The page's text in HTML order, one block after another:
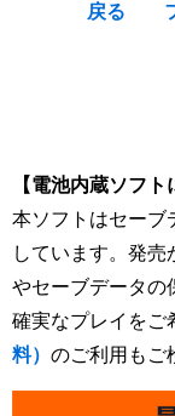
戻る
【電池内蔵ソフト
本ソフトはセーブ
しています。発
やセーブデータの
確実なプレイをご
料） のご利用もご